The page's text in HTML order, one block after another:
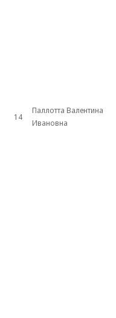
14
Паллотта Валентина
Ивановна